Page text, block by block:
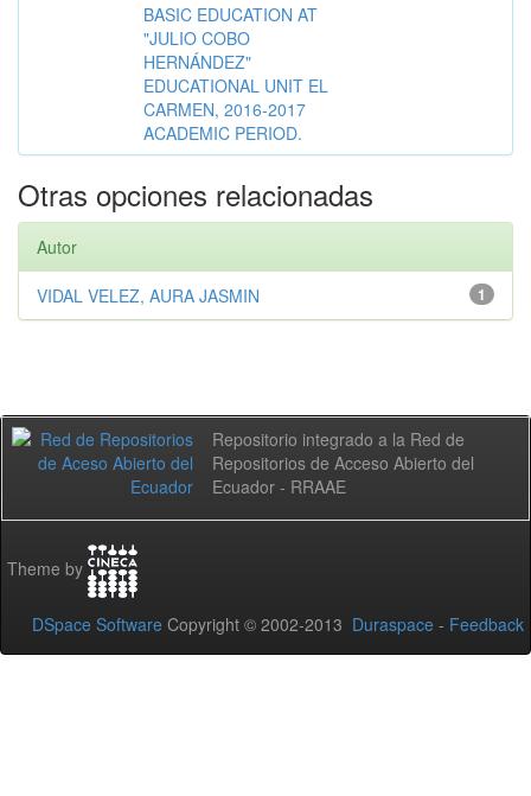
BASIC EDUCATION AT
"JULIO COBO
HERNÁNDEZ"
EDUCATIONAL UNIT EL
CARMEN, 2016-2017
ACADEMIC PERIOD.
Otras opciones relacionadas
Autor
1
VIDAL VELEZ, AURA JASMIN
Repositorio integrado a la Red de
Repositorios de Acceso Abierto del
Ecuador - RRAAE
Theme by
DSpace Software Copyright © 2002-2013 Duraspace - Feedback